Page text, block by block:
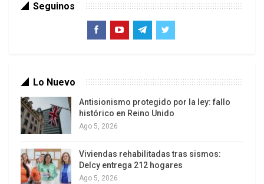
sociales muy duros, ni que hayan tenido que
someterse, el pasado 10 de noviembre, a un
«golpe de Estado financiero» mediante el cual
Berlín impuso, sin ninguna consulta democrática,
del Banco Central Europeo) como Primer ministro
de un gobierno tripartito compuesto de social
Seguinos
Lo Nuevo
Antisionismo protegido por la ley: fallo
histórico en Reino Unido
Ago 5, 2026
Viviendas rehabilitadas tras sismos:
Delcy entrega 212 hogares
Ago 5, 2026